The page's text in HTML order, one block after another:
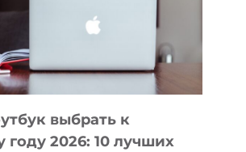
СОЗДАВАТЬ
БЕЗ
СЛОЖНОГО
КОДА
выбрать к
году 2026: 10 лучших